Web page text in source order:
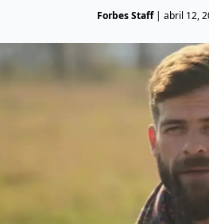
Forbes Staff| abril 12,